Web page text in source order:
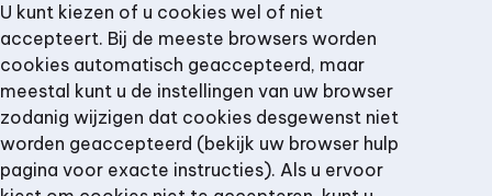
U kunt kiezen of u cookies wel of niet
accepteert. Bij de meeste browsers worden
cookies automatisch geaccepteerd, maar
meestal kunt u de instellingen van uw browser
zodanig wijzigen dat cookies desgewenst niet
worden geaccepteerd (bekijk uw browser hulp
pagina voor exacte instructies). Als u ervoor